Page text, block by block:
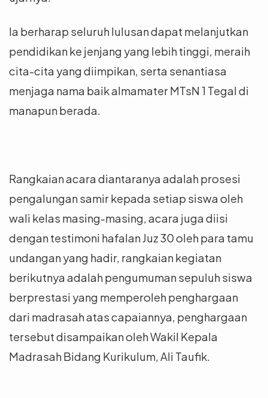
Ia berharap seluruh lulusan dapat melanjutkan
pendidikan ke jenjang yang lebih tinggi, meraih
cita-cita yang diimpikan, serta senantiasa
menjaga nama baik almamater MTsN 1 Tegal di
manapun berada.
Rangkaian acara diantaranya adalah prosesi
pengalungan samir kepada setiap siswa oleh
wali kelas masing-masing, acara juga diisi
dengan testimoni hafalan Juz 30 oleh para tamu
undangan yang hadir, rangkaian kegiatan
berikutnya adalah pengumuman sepuluh siswa
berprestasi yang memperoleh penghargaan
dari madrasah atas capaiannya, penghargaan
tersebut disampaikan oleh Wakil Kepala
Madrasah Bidang Kurikulum, Ali Taufik.